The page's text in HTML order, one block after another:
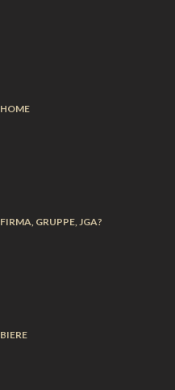
HOME
FIRMA, GRUPPE, JGA?
BIERE